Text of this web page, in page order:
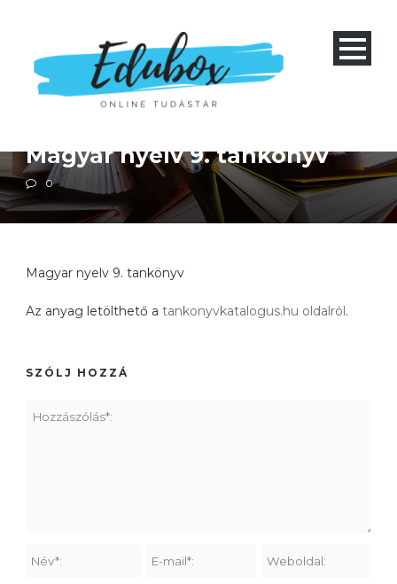
Magyar irodalom
Magyar nyelvtan
Négyéves gimnázium 1-4 és nyolcéves gimnázium 5-8
Magyar nyelv 9. tankönyv
0
Magyar nyelv 9. tankönyv
Az anyag letölthető a tankonyvkatalogus.hu oldalról.
SZÓLJ HOZZÁ